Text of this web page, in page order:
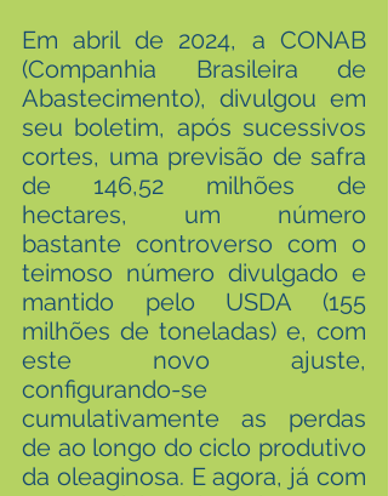
Em abril de 2024, a CONAB
(Companhia Brasileira de
Abastecimento), divulgou em
seu boletim, após sucessivos
cortes, uma previsão de safra
de 146,52 milhões de
hectares, um número
bastante controverso com o
teimoso número divulgado e
mantido pelo USDA (155
milhões de toneladas) e, com
este novo ajuste,
configurando-se
cumulativamente as perdas
de ao longo do ciclo produtivo
da oleaginosa. E agora, já com